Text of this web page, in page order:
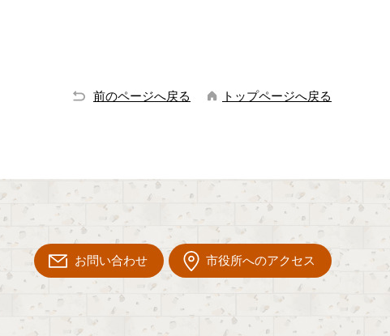
前のページへ戻る トップページへ戻る
お問い合わせ 市役所へのアクセス